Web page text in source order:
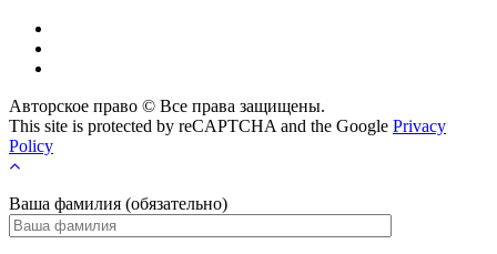
Авторское право © Все права защищены.
This site is protected by reCAPTCHA and the Google Privacy
Policy
Ваша фамилия (обязательно)